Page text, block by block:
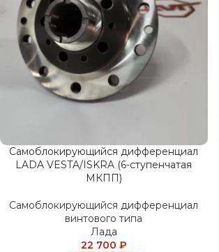
Самоблокирующийся дифференциал
LADA VESTA/ISKRA (6-ступенчатая
МКПП)
Самоблокирующийся дифференциал
винтового типа
Лада
22 700 ₽